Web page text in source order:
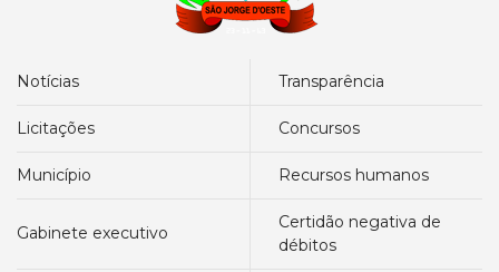
notícias transparência
licitações concursos
município recursos humanos
gabinete executivo
certidão negativa de
débitos